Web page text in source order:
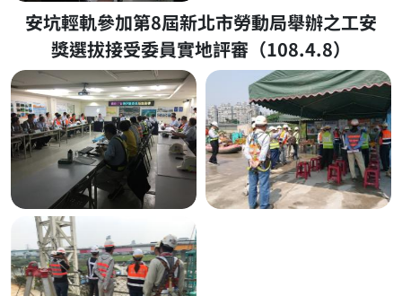
安坑輕軌參加第8屆新北市勞動局舉辦之工安
獎選拔接受委員實地評審（108.4.8）